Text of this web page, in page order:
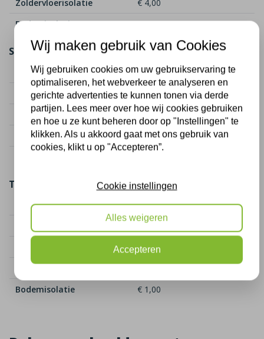
Zoldervloerisolatie
€ 4,00
Bodemisolatie
€ 3,00
Subsidie per m² (twee of meer maatregelen)
Spouwmuurisolatie
€ 10,50
Vloerisolatie
€ 11,00
Dakisolatie
€ 32,50
Zoldervloerisolatie
€ 8,00
Toeslag Biobased isoleren
Spouwmuurisolatie
€ 1,50
Vloerisolatie
€ 6,00
€ 5,00
Zoldervloerisolatie
€ 1,50
Bodemisolatie
€ 1,00
Wij maken gebruik van Cookies
Wij gebruiken cookies om uw gebruikservaring te
optimaliseren, het webverkeer te analyseren en
gerichte advertenties te kunnen tonen via derde
partijen. Lees meer over hoe wij cookies gebruiken
en hoe u ze kunt beheren door op "Instellingen" te
klikken. Als u akkoord gaat met ons gebruik van
cookies, klikt u op "Accepteren”.
Cookie instellingen
Alles weigeren
Accepteren